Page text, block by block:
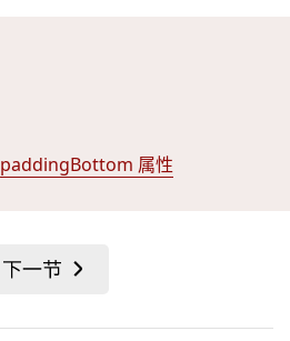
paddingBottom 属性